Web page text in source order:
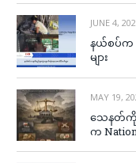
JUNE 4,
နယ်စပ်က
များ
MAY 19,
သေနတ်ကို
က